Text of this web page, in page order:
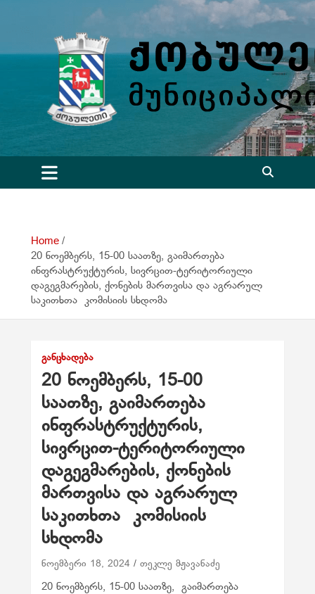
p
e
Home
20 ნოემბერს, 15-00 საათზე, გაიმართება
ინფრასტრუქტურის, სივრცით-ტერიტორიული
დაგეგმარების, ქონების მართვისა და აგრარულ
საკითხთა კომისიის სხდომა
ᲒᲐᲜᲪᲮᲐᲓᲔᲑᲐ
20 ნოემბერს, 15-00
საათზე, გაიმართება
ინფრასტრუქტურის,
სივრცით-ტერიტორიული
დაგეგმარების, ქონების
მართვისა და აგრარულ
საკითხთა კომისიის
სხდომა
ნოემბერი 18, 2024 თეკლე მჟავანაძე
20 ნოემბერს, 15-00 საათზე, გაიმართება